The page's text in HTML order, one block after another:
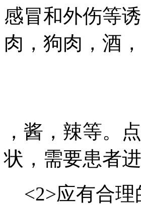
感冒和外伤等
肉，狗肉，酒
，酱，辣等。
状，需要患者
<2>应有合理